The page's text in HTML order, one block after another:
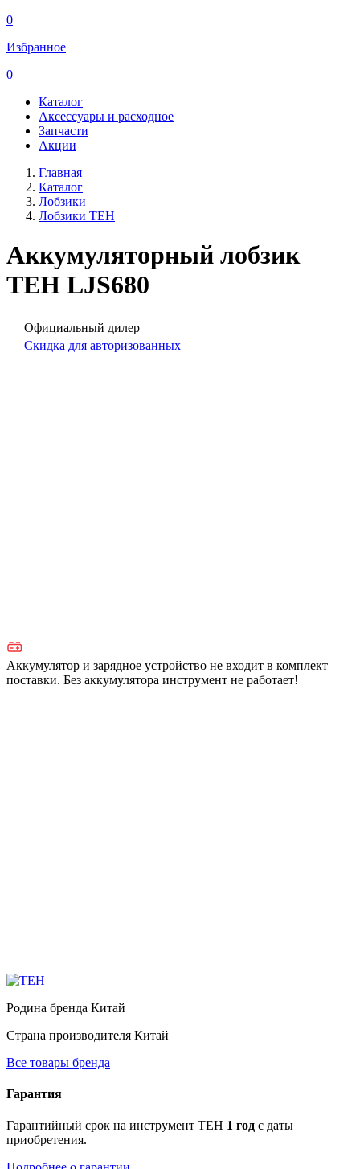
0
Избранное
0
Каталог
Аксессуары и расходное
Запчасти
Акции
Главная
Каталог
Лобзики
Лобзики TEH
Аккумуляторный лобзик
TEH LJS680
Официальный дилер
Скидка для авторизованных
Аккумулятор и зарядное устройство не входит в комплект
поставки. Без аккумулятора инструмент не работает!
Родина бренда Китай
Страна производителя Китай
Все товары бренда
Гарантия
Гарантийный срок на инструмент TEH 1 год с даты
приобретения.